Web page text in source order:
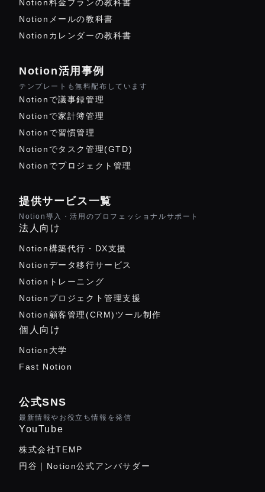
Notion料金プランの教科書
Notionメールの教科書
Notionカレンダーの教科書
Notion活用事例
テンプレートも無料配布しています
Notionで議事録管理
Notionで家計簿管理
Notionで習慣管理
Notionでタスク管理(GTD)
Notionでプロジェクト管理
提供サービス一覧
Notion導入・活用のプロフェッショナルサポート
法人向け
Notion構築代行・DX支援
Notionデータ移行サービス
Notionトレーニング
Notionプロジェクト管理支援
Notion顧客管理(CRM)ツール制作
個人向け
Notion大学
Fast Notion
公式SNS
最新情報やお役立ち情報を発信
YouTube
株式会社TEMP
円谷｜Notion公式アンバサダー